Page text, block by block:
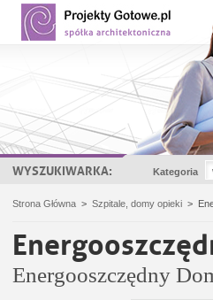
WYSZUKIWARKA: Kategoria
Strona Główna > Szpitale, domy opieki >
Energooszczędny